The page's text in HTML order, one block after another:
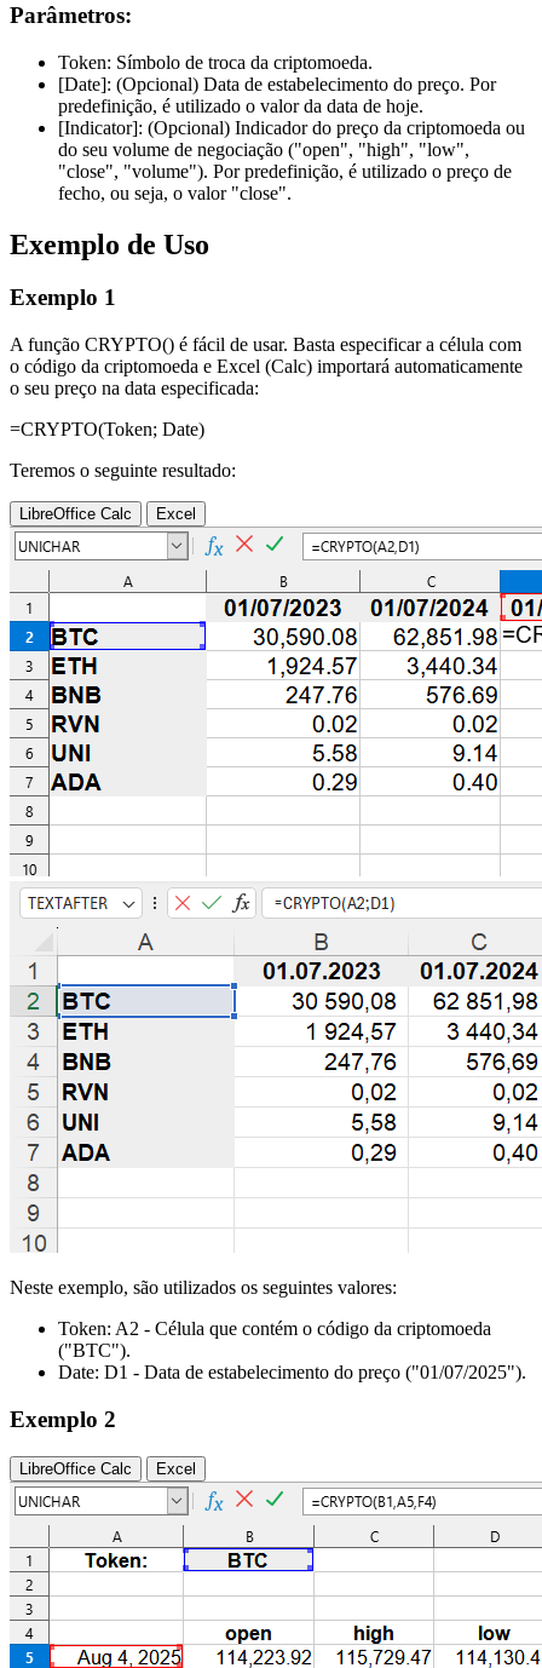
Parâmetros:
Token: Símbolo de troca da criptomoeda.
[Date]: (Opcional) Data de estabelecimento do preço. Por
predefinição, é utilizado o valor da data de hoje.
[Indicator]: (Opcional) Indicador do preço da criptomoeda ou
do seu volume de negociação ("open", "high", "low",
"close", "volume"). Por predefinição, é utilizado o preço de
fecho, ou seja, o valor "close".
Exemplo de Uso
Exemplo 1
A função CRYPTO() é fácil de usar. Basta especificar a célula com
o código da criptomoeda e Excel (Calc) importará automaticamente
o seu preço na data especificada:
=CRYPTO(Token; Date)
Teremos o seguinte resultado:
LibreOffice Calc Excel
Neste exemplo, são utilizados os seguintes valores:
Token: A2 - Célula que contém o código da criptomoeda
("BTC").
Date: D1 - Data de estabelecimento do preço ("01/07/2025").
Exemplo 2
LibreOffice Calc Excel